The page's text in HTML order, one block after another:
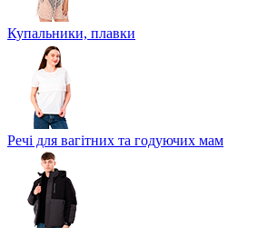
Купальники, плавки
Речі для вагітних та годуючих мам